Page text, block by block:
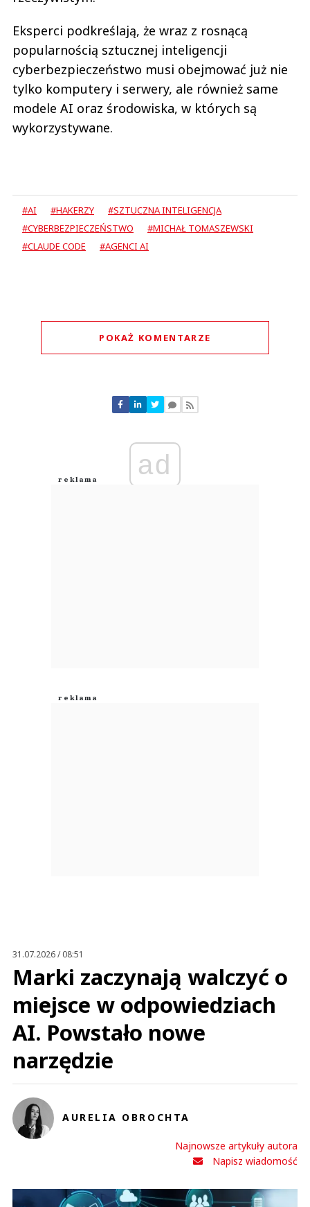
Eksperci podkreślają, że wraz z rosnącą
popularnością sztucznej inteligencji
cyberbezpieczeństwo musi obejmować już nie
tylko komputery i serwery, ale również same
modele AI oraz środowiska, w których są
wykorzystywane.
#AI #HAKERZY
#SZTUCZNA INTELIGENCJA
#CYBERBEZPIECZEŃSTWO
#MICHAŁ TOMASZEWSKI
#CLAUDE CODE
#AGENCI AI
POKAŻ KOMENTARZE
Nie znaleziono komentarzy
Zostaw swoje komentarze
Anuluj
ad
31.07.2026 / 08:51
Marki zaczynają walczyć o
miejsce w odpowiedziach
AI. Powstało nowe
narzędzie
AURELIA OBROCHTA
Najnowsze artykuły autora
Napisz wiadomość